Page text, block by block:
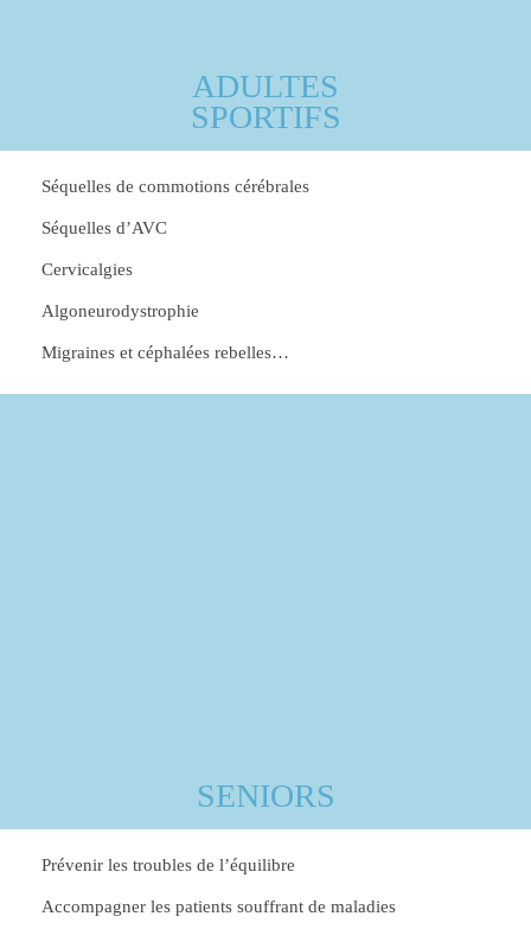
ADULTES
SPORTIFS
Séquelles de commotions cérébrales
Séquelles d’AVC
Cervicalgies
Algoneurodystrophie
Migraines et céphalées rebelles…
SENIORS
Prévenir les troubles de l’équilibre
Accompagner les patients souffrant de maladies